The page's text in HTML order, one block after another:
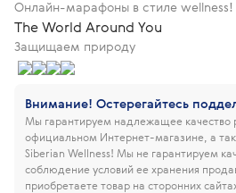
Онлайн-марафоны в стиле wellness!
The World Around You
Защищаем природу
Внимание! Остерегайтесь
Мы гарантируем надлежащее качество
официальном Интернет-магазине, а
Siberian Wellness! Мы не гарантируем
соблюдение условий ее хранения
приобретаете товар на сторонних